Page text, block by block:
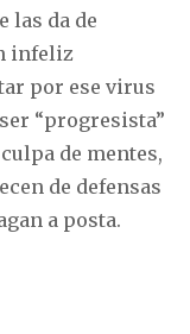
las da de
infeliz
por ese virus
“progresista”
de mentes,
de defensas
a posta.